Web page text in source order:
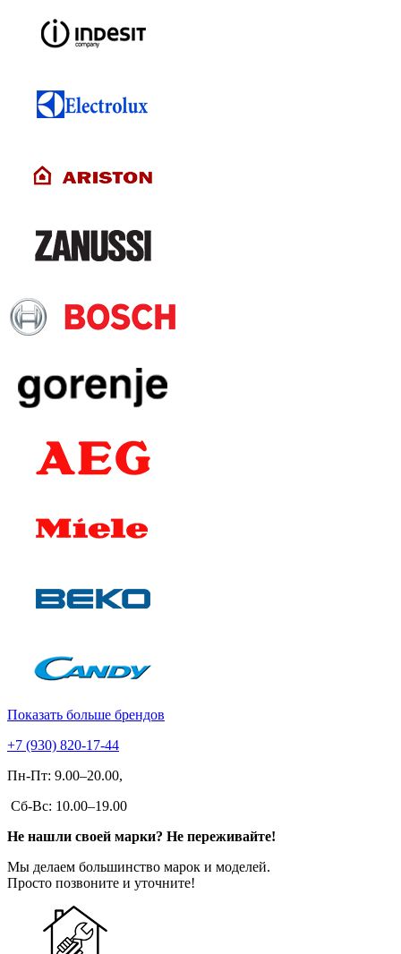
Показать больше брендов
+7 (930) 820-17-44
Пн-Пт: 9.00–20.00,
Сб-Вс: 10.00–19.00
Не нашли своей марки? Не переживайте!
Мы делаем большинство марок и моделей.
Просто позвоните и уточните!